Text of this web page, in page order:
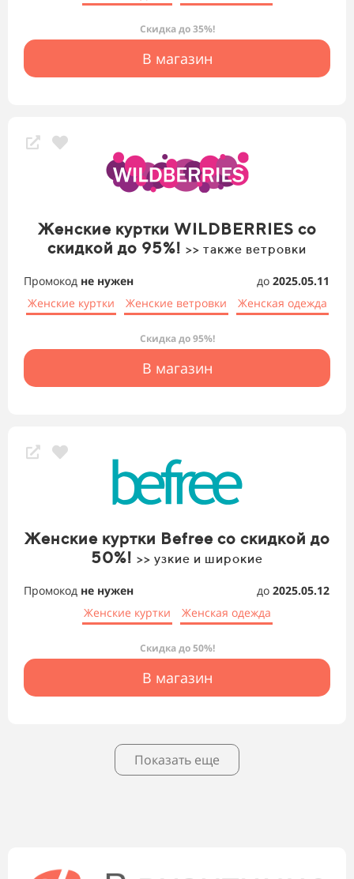
Скидка до 35%!
В магазин
Женские куртки WILDBERRIES со
скидкой до 95%! >> также ветровки
Промокод не нужен до 2025.05.11
Женские куртки
Женские ветровки Женская одежда
Скидка до 95%!
В магазин
Женские куртки Befree со скидкой до
50%! >> узкие и широкие
Промокод не нужен до 2025.05.12
Женские куртки
Женская одежда
Скидка до 50%!
В магазин
Показать еще